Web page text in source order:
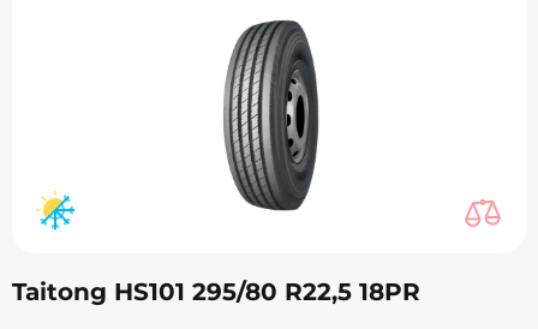
Taitong HS101 295/80 R22,5 18PR